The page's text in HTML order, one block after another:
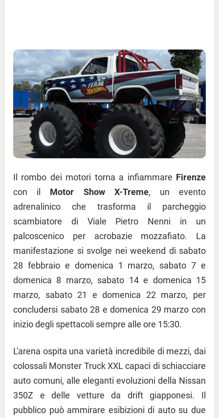
Il rombo dei motori torna a infiammare Firenze
con il Motor Show X-Treme, un evento
adrenalinico che trasforma il parcheggio
scambiatore di Viale Pietro Nenni in un
palcoscenico per acrobazie mozzafiato. La
manifestazione si svolge nei weekend di sabato
28 febbraio e domenica 1 marzo, sabato 7 e
domenica 8 marzo, sabato 14 e domenica 15
marzo, sabato 21 e domenica 22 marzo, per
concludersi sabato 28 e domenica 29 marzo con
inizio degli spettacoli sempre alle ore 15:30.
L'arena ospita una varietà incredibile di mezzi, dai
colossali Monster Truck XXL capaci di schiacciare
auto comuni, alle eleganti evoluzioni della Nissan
350Z e delle vetture da drift giapponesi. Il
pubblico può ammirare esibizioni di auto su due